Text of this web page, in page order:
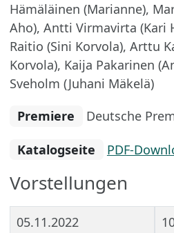
Hämäläinen (Marianne),
Aho), Antti Virmavirta (Kari
Raitio (Sini Korvola), Arttu
Korvola), Kaija Pakarinen
Sveholm (Juhani Mäkelä)
Premiere
Deutsche
Katalogseite PDF-
Vorstellungen
05.11.2022